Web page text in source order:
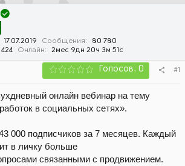
17.07.2019 Сообщения
80 780
424 Онлайн 2мес 9дн 20ч 3м 51с
Голосов: 0 #1
онлайн вебинар на тему
в социальных сетях».
000 подписчиков за 7 месяцев. Каждый
в личку больше
связанными с продвижением.